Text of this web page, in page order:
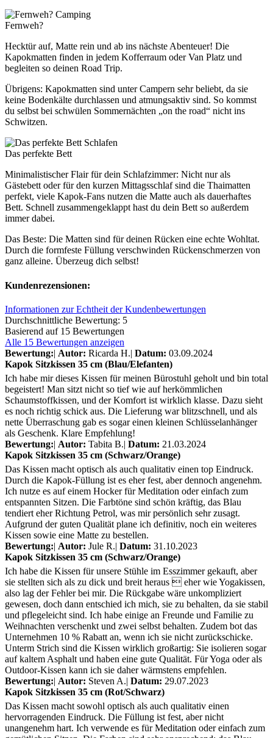
Camping
Fernweh?
Hecktür auf, Matte rein und ab ins nächste Abenteuer! Die
Kapokmatten finden in jedem Kofferraum oder Van Platz und
begleiten so deinen Road Trip.
Übrigens: Kapokmatten sind unter Campern sehr beliebt, da sie
keine Bodenkälte durchlassen und atmungsaktiv sind. So kommst
du selbst bei schwülen Sommernächten „on the road“ nicht ins
Schwitzen.
Schlafen
Das perfekte Bett
Minimalistischer Flair für dein Schlafzimmer: Nicht nur als
Gästebett oder für den kurzen Mittagsschlaf sind die Thaimatten
perfekt, viele Kapok-Fans nutzen die Matte auch als dauerhaftes
Bett. Schnell zusammengeklappt hast du dein Bett so außerdem
immer dabei.
Das Beste: Die Matten sind für deinen Rücken eine echte Wohltat.
Durch die formfeste Füllung verschwinden Rückenschmerzen von
ganz alleine. Überzeug dich selbst!
Kundenrezensionen:
Informationen zur Echtheit der Kundenbewertungen
Durchschnittliche Bewertung: 5
Basierend auf 15 Bewertungen
Alle 15 Bewertungen anzeigen
Bewertung:| Autor: Ricarda H.| Datum: 03.09.2024
Kapok Sitzkissen 35 cm (Blau/Elefanten)
Ich habe mir dieses Kissen für meinen Bürostuhl geholt und bin total
begeistert! Man sitzt nicht so tief wie auf herkömmlichen
Schaumstoffkissen, und der Komfort ist wirklich klasse. Dazu sieht
es noch richtig schick aus. Die Lieferung war blitzschnell, und als
nette Überraschung gab es sogar einen kleinen Schlüsselanhänger
als Geschenk. Klare Empfehlung!
Bewertung:| Autor: Tabita B.| Datum: 21.03.2024
Kapok Sitzkissen 35 cm (Schwarz/Orange)
Das Kissen macht optisch als auch qualitativ einen top Eindruck.
Durch die Kapok-Füllung ist es eher fest, aber dennoch angenehm.
Ich nutze es auf einem Hocker für Meditation oder einfach zum
entspannten Sitzen. Die Farbtöne sind schön kräftig, das Blau
tendiert eher Richtung Petrol, was mir persönlich sehr zusagt.
Aufgrund der guten Qualität plane ich definitiv, noch ein weiteres
Kissen sowie eine Matte zu bestellen.
Bewertung:| Autor: Jule R.| Datum: 31.10.2023
Kapok Sitzkissen 35 cm (Schwarz/Orange)
Ich habe die Kissen für unsere Stühle im Esszimmer gekauft, aber
sie stellten sich als zu dick und breit heraus  eher wie Yogakissen,
also lag der Fehler bei mir. Die Rückgabe wäre unkompliziert
gewesen, doch dann entschied ich mich, sie zu behalten, da sie stabil
und pflegeleicht sind. Ich habe einige an Freunde und Familie zu
Weihnachten verschenkt und zwei selbst behalten. Zudem bot das
Unternehmen 10 % Rabatt an, wenn ich sie nicht zurückschicke.
Unterm Strich sind die Kissen wirklich großartig: Sie isolieren sogar
auf kaltem Asphalt und haben eine gute Qualität. Für Yoga oder als
Outdoor-Kissen kann ich sie daher wärmstens empfehlen.
Bewertung:| Autor: Steven A.| Datum: 29.07.2023
Kapok Sitzkissen 35 cm (Rot/Schwarz)
Das Kissen macht sowohl optisch als auch qualitativ einen
hervorragenden Eindruck. Die Füllung ist fest, aber nicht
unangenehm hart. Ich verwende es für Meditation oder einfach zum